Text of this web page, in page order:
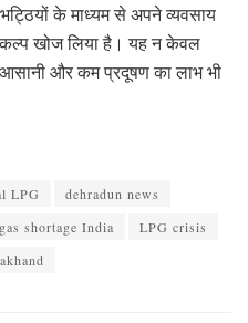
के माध्यम से अपने व्यवसाय
खोज लिया है। यह न केवल
और कम प्रदूषण का लाभ भी
LPG
dehradun news
gas shortage India
LPG crisis